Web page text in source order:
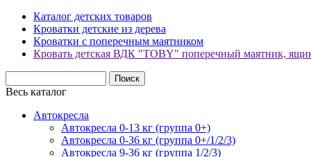
Каталог детских товаров
Кроватки детские из дерева
Кроватки с поперечным маятником
Кровать детская ВДК "ТOBY" поперечный маятник,
Весь каталог
Автокресла
Автокресла 0-13 кг (группа 0+)
Автокресла 0-36 кг (группа 0+/1/2/3)
Автокресла 9-36 кг (группа 1/2/3)